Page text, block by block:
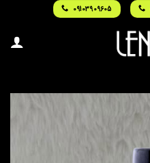
09103909605